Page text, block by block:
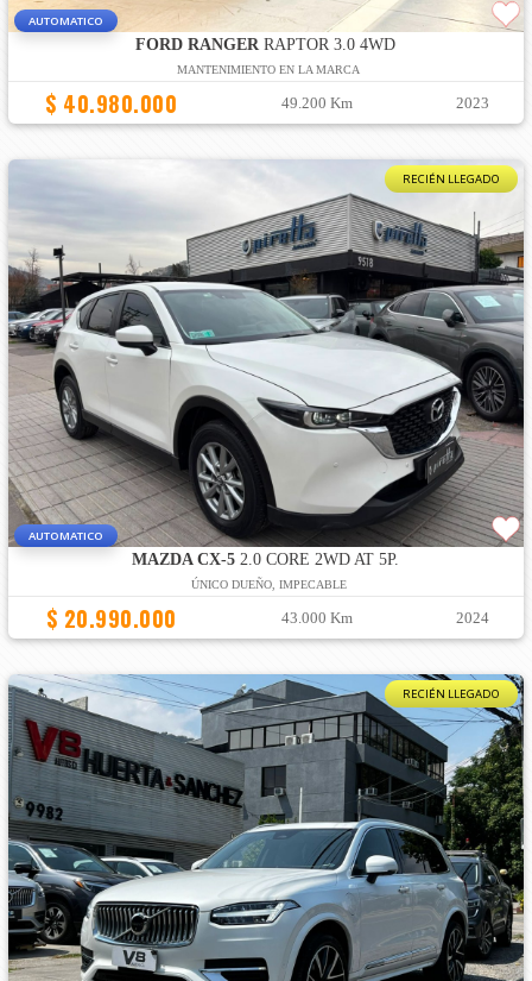
AUTOMATICO
FORD RANGER RAPTOR 3.0 4WD
MANTENIMIENTO EN LA MARCA
$ 40.980.000 49.200 Km 2023
RECIÉN LLEGADO
AUTOMATICO
MAZDA CX-5 2.0 CORE 2WD AT 5P.
ÚNICO DUEÑO, IMPECABLE
$ 20.990.000 43.000 Km 2024
RECIÉN LLEGADO